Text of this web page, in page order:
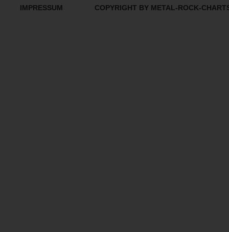
IMPRESSUM COPYRIGHT BY METAL-ROCK-